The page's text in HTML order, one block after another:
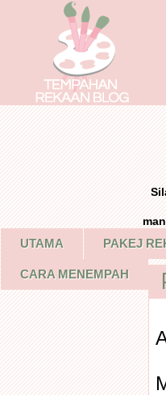
UTAMA PAKEJ
CARA MENEMPAH